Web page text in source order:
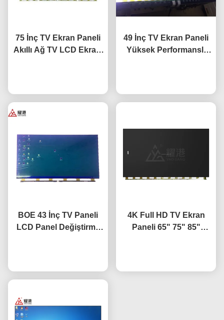
75 İnç TV Ekran Paneli
Akıllı Ağ TV LCD Ekranı
49 İnç TV Ekran Paneli
Yüksek Performanslı
BOE 43 İnç TV Paneli
LCD Panel Değiştirme
4K Full HD TV Ekran
Paneli 65" 75" 85"